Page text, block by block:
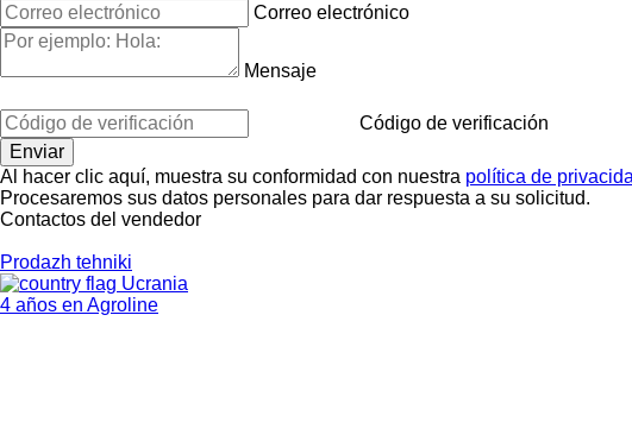
Correo electrónico
Mensaje
Código de verificación
Al hacer clic aquí, muestra su conformidad con nuestra política de
Procesaremos sus datos personales para dar respuesta a su solicitud.
Contactos del vendedor
Prodazh tehniki
Ucrania
4 años en Agroline